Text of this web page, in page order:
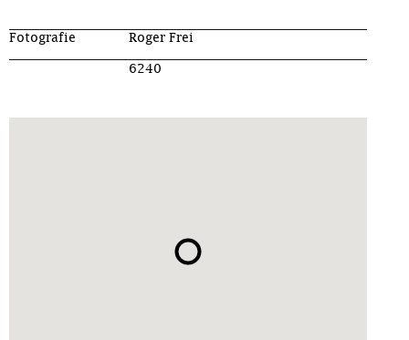
Fotografie Roger Frei
6240